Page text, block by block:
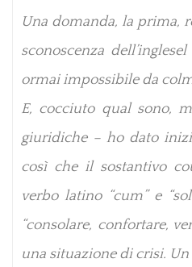
Una domanda, la prima,
sconoscenza
ormai impossibile da
E, cocciuto qual sono,
giuridiche – ho dato
così che il sostantivo
verbo latino “cum” e
“consolare, confortare,
una situazione di crisi.